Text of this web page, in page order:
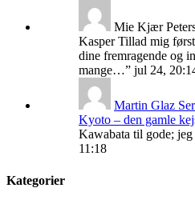
Mie Kjær
Kasper Tillad mig
dine fremragende og
mange…” jul 24,
Martin Glaz
Kyoto – den gamle
Kawabata til gode;
11:18
Kategorier